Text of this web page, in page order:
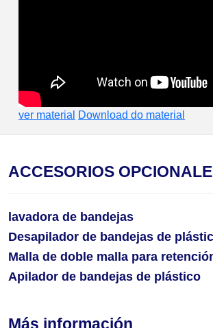
ver material Download do material
ACCESORIOS
lavadora de bandejas
Desapilador de bandejas de
Malla de doble malla para
Apilador de bandejas de plástico
Más información